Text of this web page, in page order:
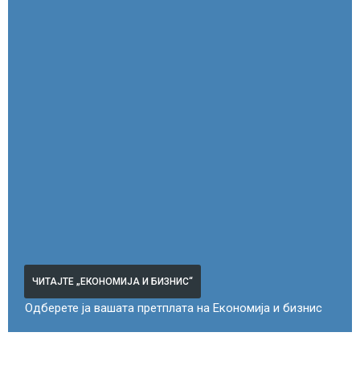
ЧИТАЈТЕ „ЕКОНОМИЈА И БИЗНИС“
Одберете ја вашата претплата на Економија и бизнис